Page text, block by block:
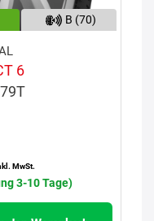
B (70)
6
MwSt.
3-10 Tage)